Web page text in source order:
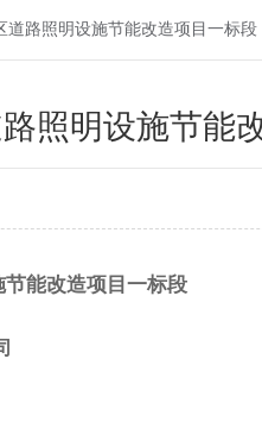
道路照明设施节能改造项目一标段
照明设施节能
能改造项目一标段